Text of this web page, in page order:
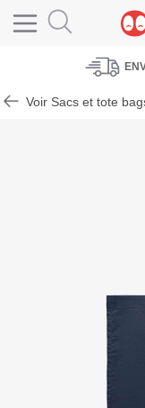
Voir Sacs et tote